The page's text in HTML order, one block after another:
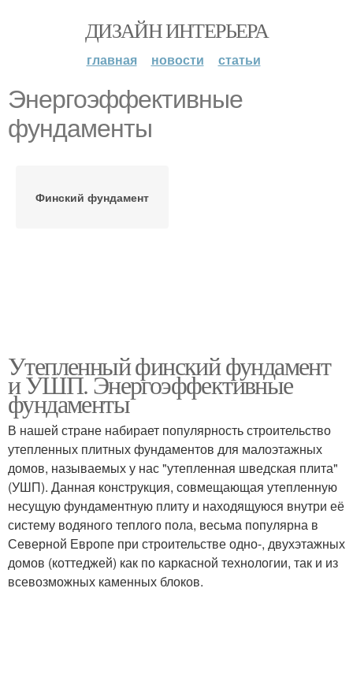
ДИЗАЙН ИНТЕРЬЕРА
главная новости статьи
Энергоэффективные
фундаменты
Финский фундамент
Утепленный финский фундамент
и УШП. Энергоэффективные
фундаменты
В нашей стране набирает популярность строительство
утепленных плитных фундаментов для малоэтажных
домов, называемых у нас "утепленная шведская плита"
(УШП). Данная конструкция, совмещающая утепленную
несущую фундаментную плиту и находящуюся внутри её
систему водяного теплого пола, весьма популярна в
Северной Европе при строительстве одно-, двухэтажных
домов (коттеджей) как по каркасной технологии, так и из
всевозможных каменных блоков.